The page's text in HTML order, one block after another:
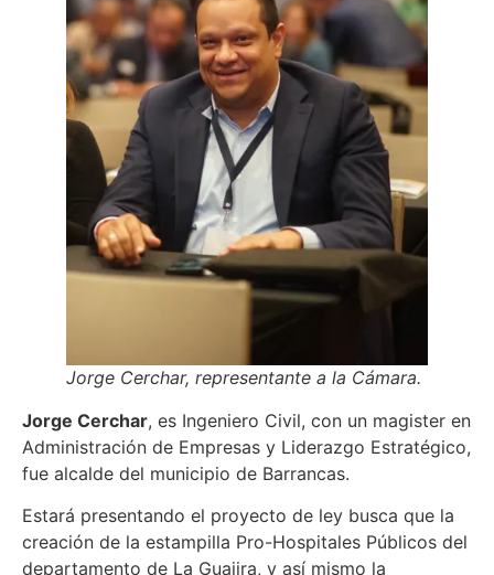
Jorge Cerchar, representante a la Cámara.
Jorge Cerchar, es Ingeniero Civil, con un magister en
Administración de Empresas y Liderazgo Estratégico,
fue alcalde del municipio de Barrancas.
Estará presentando el proyecto de ley busca que la
creación de la estampilla Pro-Hospitales Públicos del
departamento de La Guajira, y así mismo la